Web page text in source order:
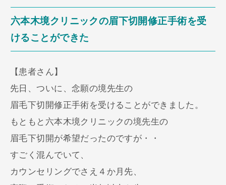
六本木境クリニックの眉下切開修正手術を受
けることができた
【患者さん】
先日、ついに、念願の境先生の
眉毛下切開修正手術を受けることができました。
もともと六本木境クリニックの境先生の
眉毛下切開が希望だったのですが・・
すごく混んでいて、
カウンセリングでさえ４か月先、